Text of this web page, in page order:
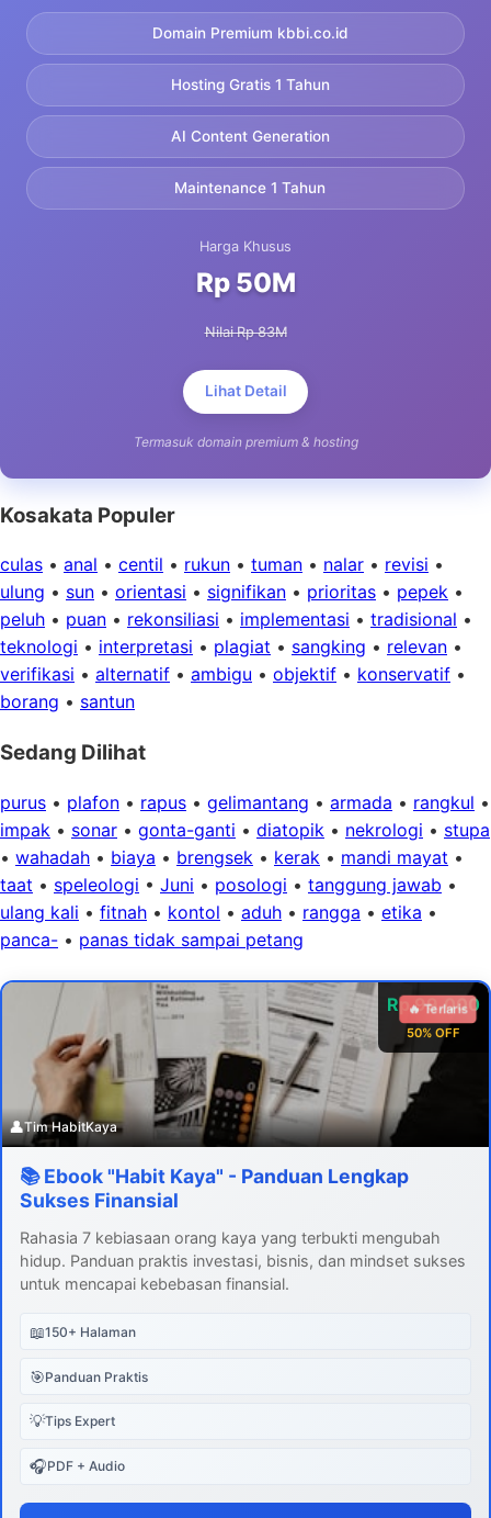
Domain Premium kbbi.co.id
Hosting Gratis 1 Tahun
AI Content Generation
Maintenance 1 Tahun
Harga Khusus
Rp 50M
Nilai Rp 83M
Lihat Detail
Termasuk domain premium & hosting
Kosakata Populer
culas • anal • centil • rukun • tuman • nalar • revisi •
ulung • sun • orientasi • signifikan • prioritas • pepek •
peluh • puan • rekonsiliasi • implementasi • tradisional •
teknologi • interpretasi • plagiat • sangking • relevan •
verifikasi • alternatif • ambigu • objektif • konservatif •
borang • santun
Sedang Dilihat
purus • plafon • rapus • gelimantang • armada • rangkul •
impak • sonar • gonta-ganti • diatopik • nekrologi • stupa
• wahadah • biaya • brengsek • kerak • mandi mayat •
taat • speleologi • Juni • posologi • tanggung jawab •
ulang kali • fitnah • kontol • aduh • rangga • etika •
panca- • panas tidak sampai petang
Rp 99.000
50% OFF
🔥 Terlaris
👤Tim HabitKaya
📚 Ebook "Habit Kaya" - Panduan Lengkap
Sukses Finansial
Rahasia 7 kebiasaan orang kaya yang terbukti mengubah
hidup. Panduan praktis investasi, bisnis, dan mindset sukses
untuk mencapai kebebasan finansial.
📖150+ Halaman
🎯Panduan Praktis
💡Tips Expert
🎧PDF + Audio